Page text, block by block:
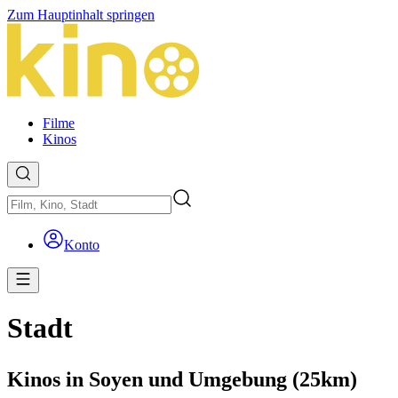
Zum Hauptinhalt springen
Filme
Kinos
Konto
Stadt
Kinos in Soyen und Umgebung (25km)